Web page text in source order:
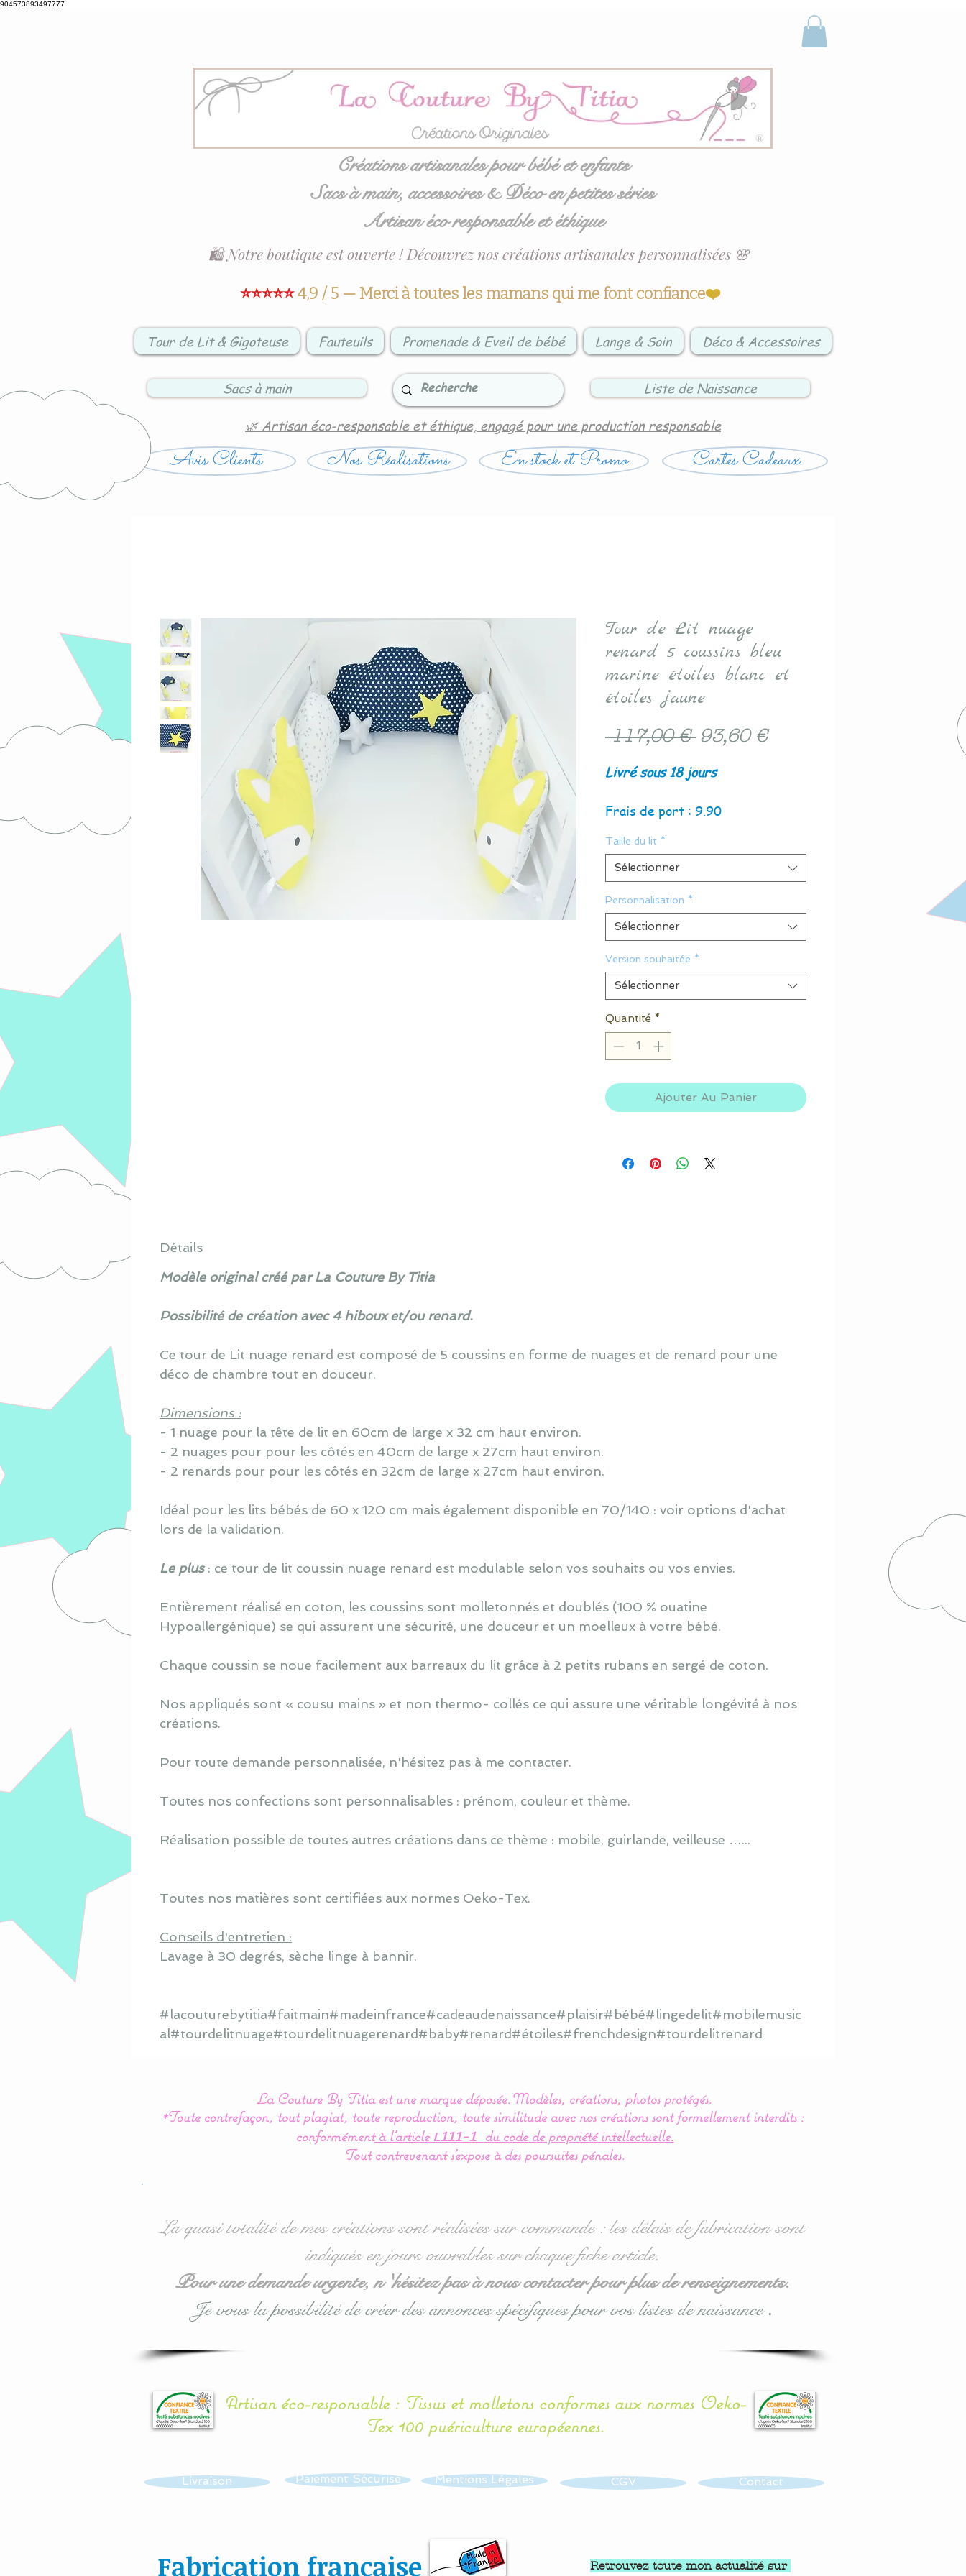
904573893497777
Créations artisanales pour bébé et enfants
Sacs à main, accessoires & Déco en petites séries
Artisan éco responsable et éthique
⭐⭐⭐⭐⭐4,9 / 5 — Merci à toutes les mamans qui me font confiance❤️
🛍️ Notre boutique est ouverte ! Découvrez nos créations artisanales personnalisées 🌸
Tour de Lit & Gigoteuse Fauteuils Promenade & Eveil de bébé Lange & Soin Déco & Accessoires
Sacs à main Liste de Naissance
🌿 Artisan éco-responsable et éthique, engagé pour une production responsable
Avis Clients Nos Réalisations En stock et Promo Cartes Cadeaux
Tour de Lit nuage
renard 5 coussins bleu
marine étoiles blanc et
étoiles jaune
117,00 € Prix
93,60 €Prix
Livré sous 18 jours
Frais de port : 9.90
Taille du lit *
Sélectionner
Personnalisation *
Sélectionner
Version souhaitée *
Sélectionner
Quantité *
Ajouter Au Panier
Détails
Modèle original créé par La Couture By Titia
Possibilité de création avec 4 hiboux et/ou renard.
Ce tour de Lit nuage renard est composé de 5 coussins en forme de nuages et de renard pour une
déco de chambre tout en douceur.
Dimensions :
- 1 nuage pour la tête de lit en 60cm de large x 32 cm haut environ.
- 2 nuages pour pour les côtés en 40cm de large x 27cm haut environ.
- 2 renards pour pour les côtés en 32cm de large x 27cm haut environ.
Idéal pour les lits bébés de 60 x 120 cm mais également disponible en 70/140 : voir options d'achat
lors de la validation.
Le plus: ce tour de lit coussin nuage renard est modulable selon vos souhaits ou vos envies.
Entièrement réalisé en coton, les coussins sont molletonnés et doublés (100 % ouatine
Hypoallergénique) se qui assurent une sécurité, une douceur et un moelleux à votre bébé.
Chaque coussin se noue facilement aux barreaux du lit grâce à 2 petits rubans en sergé de coton.
Nos appliqués sont « cousu mains » et non thermo- collés ce qui assure une véritable longévité à nos
créations.
Pour toute demande personnalisée, n'hésitez pas à me contacter.
Toutes nos confections sont personnalisables : prénom, couleur et thème.
Réalisation possible de toutes autres créations dans ce thème : mobile, guirlande, veilleuse …...
Toutes nos matières sont certifiées aux normes Oeko-Tex.
Conseils d'entretien :
Lavage à 30 degrés, sèche linge à bannir.
#lacouturebytitia#faitmain#madeinfrance#cadeaudenaissance#plaisir#bébé#lingedelit#mobilemusic
al#tourdelitnuage#tourdelitnuagerenard#baby#renard#étoiles#frenchdesign#tourdelitrenard
La Couture By Titia est une marque déposée. Modèles, créations, photos protégés.
*Toute contrefaçon, tout plagiat, toute reproduction, toute similitude avec nos créations sont formellement interdits :
conformémentà l’article L111-1
du code de propriété intellectuelle.
Tout contrevenant s'expose à des poursuites pénales.
La quasi totalité de mes créations sont réalisées sur commande : les délais de fabrication sont
indiqués en jours ouvrables sur chaque fiche article.
Pour une demande urgente, n 'hésitez pas à nous contacter pour plus de renseignements.
Je vous la possibilité de créer des annonces spécifiques pour vos listes de naissance.
Artisan éco-responsable : Tissus et molletons conformes aux normes Oeko-
Tex 100 puériculture européennes.
Livraison Paiement Sécurisé Mentions Légales
Fabrication française
CGV Contact
Retrouvez toute mon actualité sur